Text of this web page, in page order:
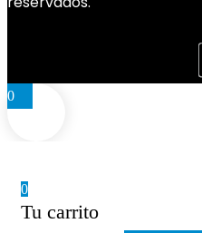
0
0
Tu carrito